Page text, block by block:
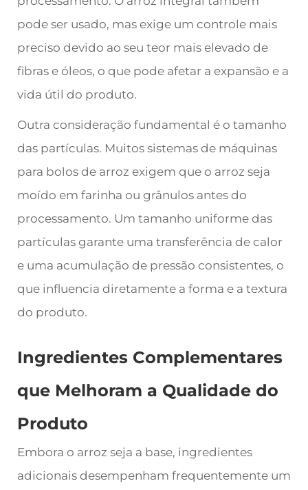
pode ser usado, mas exige um controle mais
preciso devido ao seu teor mais elevado de
fibras e óleos, o que pode afetar a expansão e a
vida útil do produto.
Outra consideração fundamental é o tamanho
das partículas. Muitos sistemas de máquinas
para bolos de arroz exigem que o arroz seja
moído em farinha ou grânulos antes do
processamento. Um tamanho uniforme das
partículas garante uma transferência de calor
e uma acumulação de pressão consistentes, o
que influencia diretamente a forma e a textura
do produto.
Ingredientes Complementares
que Melhoram a Qualidade do
Produto
Embora o arroz seja a base, ingredientes
adicionais desempenham frequentemente um